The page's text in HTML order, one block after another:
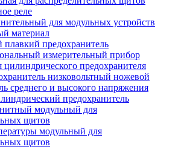
реле
для модульных устройств
материал
предохранитель
измерительный прибор
предохранителя
низковольтный ножевой
среднего и высокого напряжения
предохранитель
модульный для
щитов
модульный для
щитов